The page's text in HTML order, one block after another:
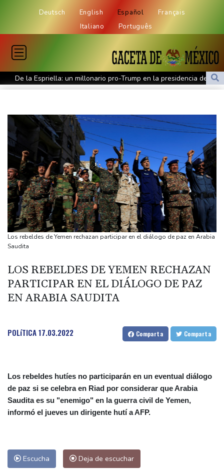
Deutsch English Español
Français
Italiano
Português
De la Espriella: un millonario pro-Trump en la presidencia de
Colombia
fronterizos
Exabogado de Trump listo para ser confirmado como fiscal
general de EEUU
Muere el productor William Orbit, que colaboró con Madonna en
"Ray of Light"
Los rebeldes hutíes continúan su ofensiva en Yemen con
ataques en una región petrolera
La OMS propone probar en RDC una vacuna ya existente contra
otra cepa del ébola
Arabia Saudita, Pakistán y Turquía firman un pacto de defensa
México y Perú restablecen sus relaciones diplomáticas tras una
disputa por asilo
EEUU pierde empleos, un golpe a las afirmaciones de Trump
España amenaza a Italia con "medidas" si no pone fin a los
Los rebeldes de Yemen rechazan participar en el diálogo de paz en Arabia
Saudita
LOS REBELDES DE YEMEN RECHAZAN
PARTICIPAR EN EL DIÁLOGO DE PAZ
EN ARABIA SAUDITA
POLíTICA17.03.2022 Comparta Comparta
Los rebeldes hutíes no participarán en un eventual diálogo
de paz si se celebra en Riad por considerar que Arabia
Saudita es su "enemigo" en la guerra civil de Yemen,
informó el jueves un dirigente hutí a AFP.
Escucha Deja de escuchar